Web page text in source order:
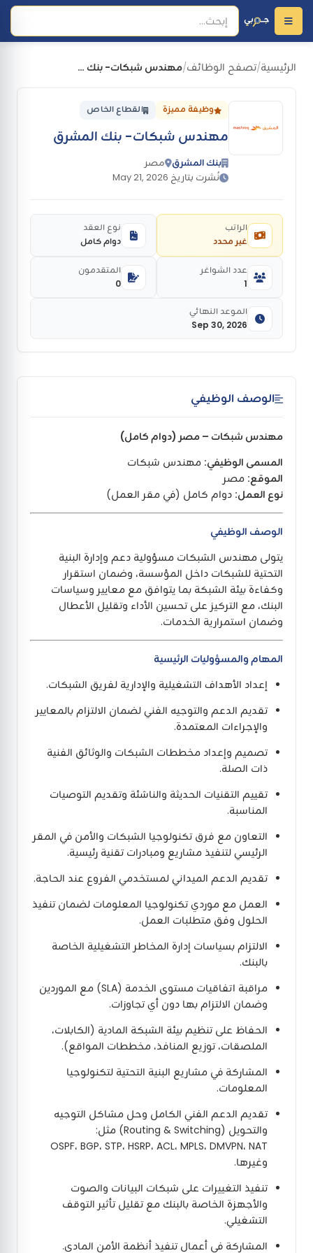
الرئيسية/تصفح الوظائف/ مهندس شبكات- بنك المشرق
وظيفة مميزة القطاع الخاص
مهندس شبكات- بنك المشرق
بنك المشرق مصر
نُشرت بتاريخ May 21, 2026
غير محدد
الراتب
دوام كامل
نوع العقد
1
عدد الشواغر
0
المتقدمون
Sep 30, 2026
الموعد النهائي
الوصف الوظيفي
مهندس شبكات – مصر (دوام كامل)
المسمى الوظيفي: مهندس شبكات
الموقع: مصر
نوع العمل: دوام كامل (في مقر العمل)
الوصف الوظيفي
يتولى مهندس الشبكات مسؤولية دعم وإدارة البنية
التحتية للشبكات داخل المؤسسة، وضمان استقرار
وكفاءة بيئة الشبكة بما يتوافق مع معايير وسياسات
البنك، مع التركيز على تحسين الأداء وتقليل الأعطال
وضمان استمرارية الخدمات.
المهام والمسؤوليات الرئيسية
إعداد الأهداف التشغيلية والإدارية لفريق الشبكات.
تقديم الدعم والتوجيه الفني لضمان الالتزام بالمعايير
والإجراءات المعتمدة.
تصميم وإعداد مخططات الشبكات والوثائق الفنية
ذات الصلة.
تقييم التقنيات الحديثة والناشئة وتقديم التوصيات
المناسبة.
التعاون مع فرق تكنولوجيا الشبكات والأمن في المقر
الرئيسي لتنفيذ مشاريع ومبادرات تقنية رئيسية.
تقديم الدعم الميداني لمستخدمي الفروع عند الحاجة.
العمل مع موردي تكنولوجيا المعلومات لضمان تنفيذ
الحلول وفق متطلبات العمل.
الالتزام بسياسات إدارة المخاطر التشغيلية الخاصة
بالبنك.
مراقبة اتفاقيات مستوى الخدمة (SLA) مع الموردين
وضمان الالتزام بها دون أي تجاوزات.
الحفاظ على تنظيم بيئة الشبكة المادية (الكابلات،
الملصقات، توزيع المنافذ، مخططات المواقع).
المشاركة في مشاريع البنية التحتية لتكنولوجيا
المعلومات.
تقديم الدعم الفني الكامل وحل مشاكل التوجيه
والتحويل (Routing & Switching) مثل:
OSPF، BGP، STP، HSRP، ACL، MPLS، DMVPN، NAT
وغيرها.
تنفيذ التغييرات على شبكات البيانات والصوت
والأجهزة الخاصة بالبنك مع تقليل تأثير التوقف
التشغيلي.
المشاركة في أعمال تنفيذ أنظمة الأمن المادي.